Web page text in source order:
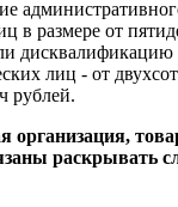
в размере от
дисквалификацию
лиц - от
рублей.
организация,
раскрывать